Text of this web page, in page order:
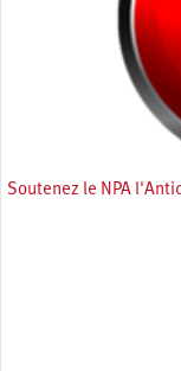
Soutenez le NPA